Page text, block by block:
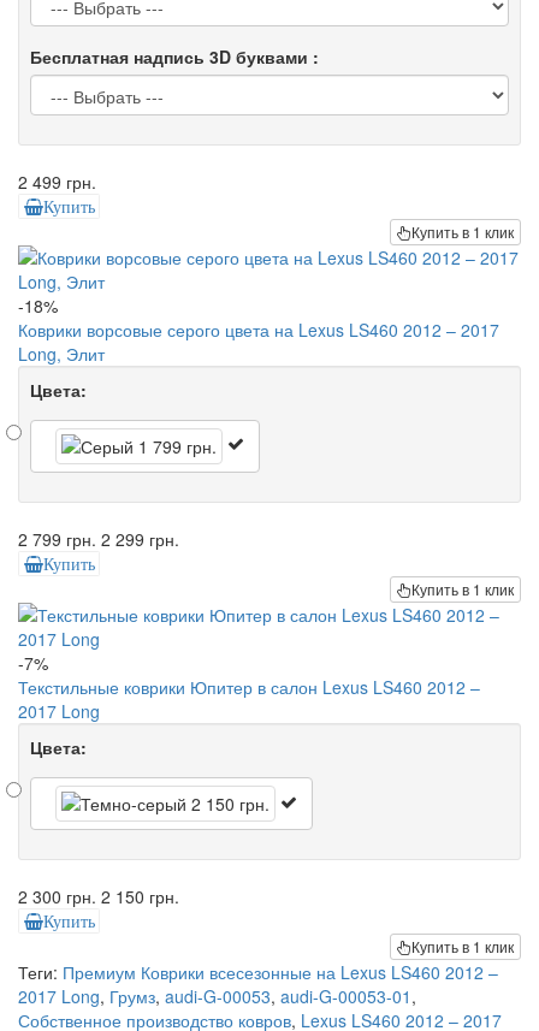
Бесплатная надпись 3D буквами :
2 499 грн.
Купить
Купить в 1 клик
-18%
Коврики ворсовые серого цвета на Lexus LS460 2012 – 2017
Long, Элит
Цвета:
2 799 грн. 2 299 грн.
Купить
Купить в 1 клик
-7%
Текстильные коврики Юпитер в салон Lexus LS460 2012 –
2017 Long
Цвета:
2 300 грн. 2 150 грн.
Купить
Купить в 1 клик
Теги: Премиум Коврики всесезонные на Lexus LS460 2012 –
2017 Long, Грумз, audi-G-00053, audi-G-00053-01 ,
Собственное производство ковров, Lexus LS460 2012 – 2017